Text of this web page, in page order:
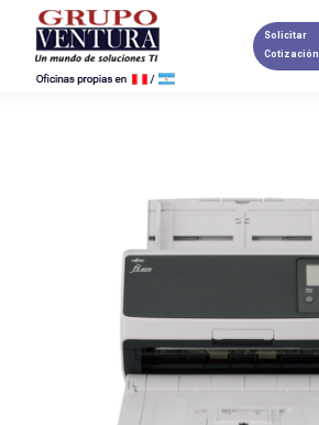
Solicitar
Cotización